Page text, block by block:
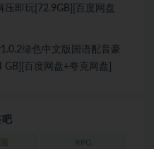
即玩[72.9GB][百度网盘
绿色中文版国语配音豪
百度网盘+夸克网盘]
吧
RPG